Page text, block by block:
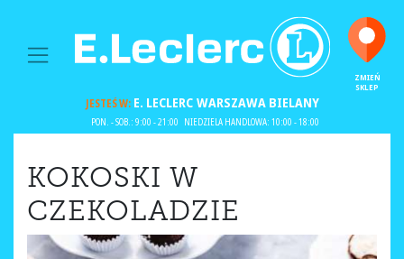
MAIN NAVIGATION
ZMIEŃ
SKLEP
JESTEŚ W:E. LECLERC WARSZAWA BIELANY
PON. - SOB.: 9:00 - 21:00 NIEDZIELA HANDLOWA: 10:00 - 18:00
KOKOSKI W
CZEKOLADZIE